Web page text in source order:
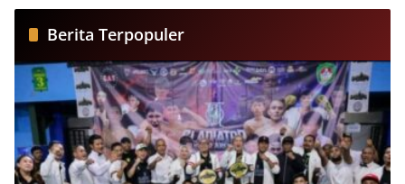
Berita Terpopuler